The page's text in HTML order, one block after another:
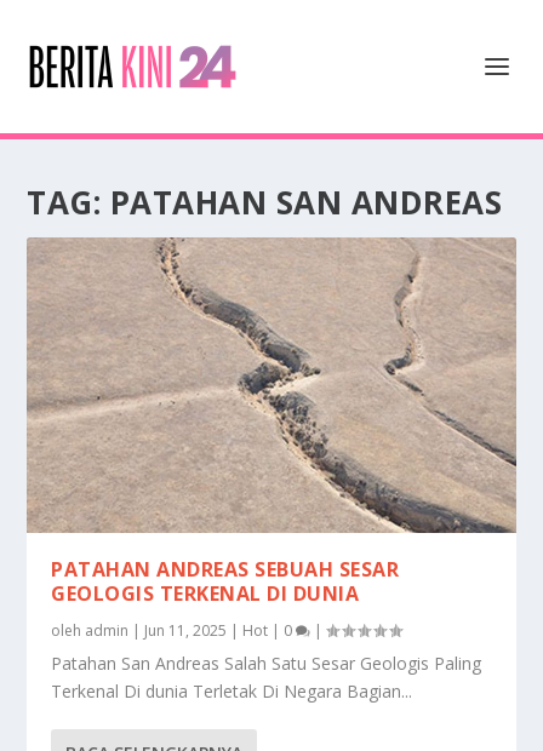
TAG: PATAHAN SAN ANDREAS
PATAHAN ANDREAS SEBUAH SESAR
GEOLOGIS TERKENAL DI DUNIA
oleh admin | Jun 11, 2025 | Hot | 0 |
Patahan San Andreas Salah Satu Sesar Geologis Paling
Terkenal Di dunia Terletak Di Negara Bagian...